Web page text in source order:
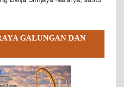
GALUNGAN DAN